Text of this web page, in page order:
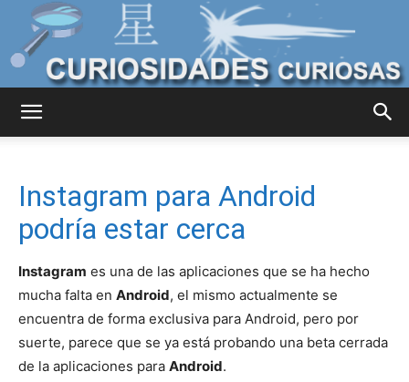
Curiosas
del
Mundo
Instagram para Android
podría estar cerca
Instagram es una de las aplicaciones que se ha hecho
mucha falta en Android, el mismo actualmente se
encuentra de forma exclusiva para Android, pero por
suerte, parece que se ya está probando una beta cerrada
de la aplicaciones para Android.